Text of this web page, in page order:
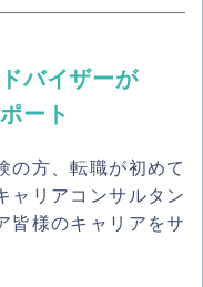
バイザーが
ート
の方、転職が初めて
ャリアコンサルタン
皆様のキャリアをサ